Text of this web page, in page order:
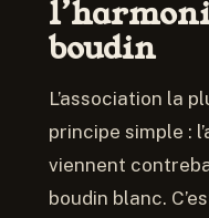
boudin
L’association la
principe simple :
viennent
boudin blanc.